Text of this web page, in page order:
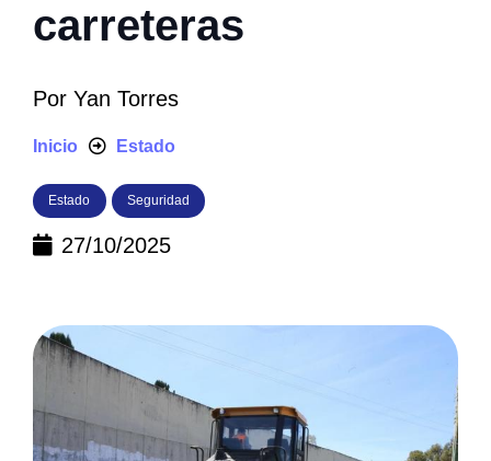
carreteras
Por Yan Torres
Inicio Estado
Estado Seguridad
27/10/2025